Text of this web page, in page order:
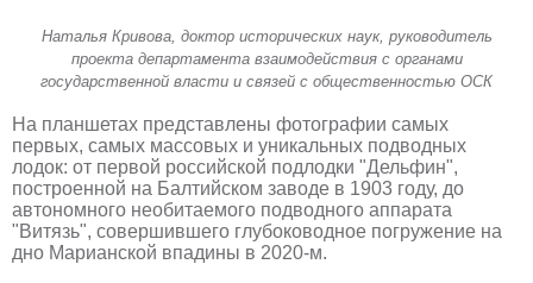
Наталья Кривова, доктор исторических наук, руководитель
проекта департамента взаимодействия с органами
государственной власти и связей с общественностью ОСК
На планшетах представлены фотографии самых
первых, самых массовых и уникальных подводных
лодок: от первой российской подлодки "Дельфин",
построенной на Балтийском заводе в 1903 году, до
автономного необитаемого подводного аппарата
"Витязь", совершившего глубоководное погружение на
дно Марианской впадины в 2020-м.